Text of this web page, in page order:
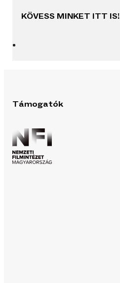
KÖVESS MINKET ITT IS!
Támogatók